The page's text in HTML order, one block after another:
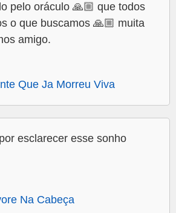
pelo oráculo 🙏🏼 que todos
o que buscamos 🙏🏼 muita
amigo.
Que Ja Morreu Viva
esclarecer esse sonho
Na Cabeça